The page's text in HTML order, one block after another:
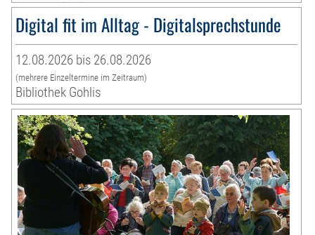
Digital fit im Alltag - Digitalsprechstunde
12.08.2026 bis 26.08.2026
(mehrere Einzeltermine im Zeitraum)
Bibliothek Gohlis